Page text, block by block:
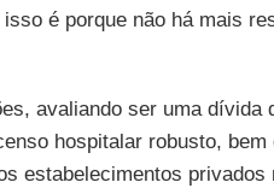
é porque não há mais
avaliando ser uma dívida
hospitalar robusto, bem
estabelecimentos privados